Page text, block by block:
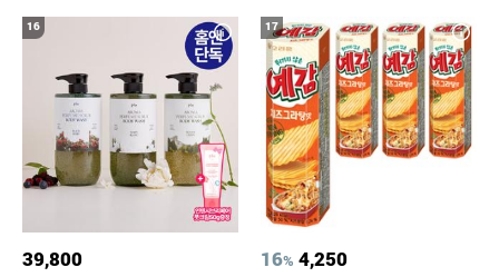
16
39,800
17
16% 4,250